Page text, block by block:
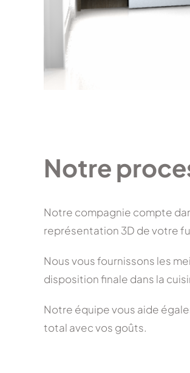
Notre
Notre compagnie compte
représentation 3D de votre
Nous vous fournissons les
disposition finale dans la
Notre équipe vous aide
total avec vos goûts.